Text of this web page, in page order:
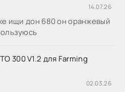
14.07.26
ищи дон 680 он оранжевый
300 V1.2 для Farming
02.03.26